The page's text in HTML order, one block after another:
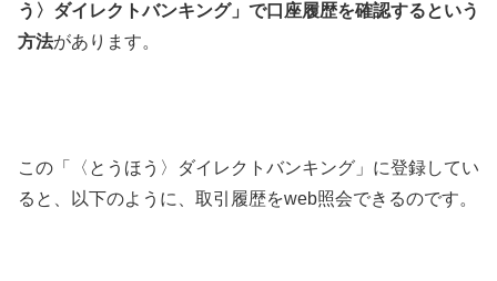
う〉ダイレクトバンキング」で口座履歴を確認するという
方法があります。
この「〈とうほう〉ダイレクトバンキング」に登録してい
ると、以下のように、取引履歴をweb照会できるのです。